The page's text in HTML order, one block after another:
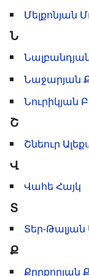
Մելքոնյան
Ն
Նաջարյան
Նուրիկյան
Շ
Շնեուր
Վ
Վահե Հայկ
Տ
Տեր-
Ք
Քըրքորյան